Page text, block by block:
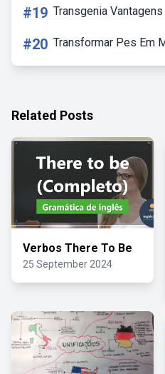
#19 Transgenia
#20 Transformar Pes Em
Related Posts
Verbos There To Be
25 September 2024